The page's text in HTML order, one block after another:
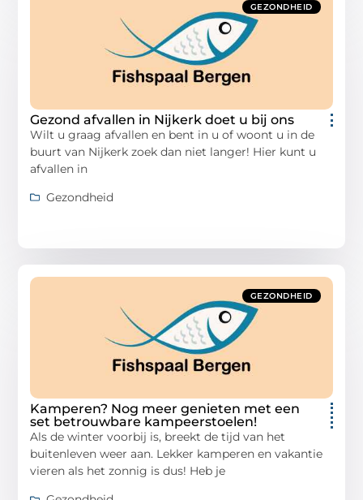
GEZONDHEID
Gezond afvallen in Nijkerk doet u bij ons
Wilt u graag afvallen en bent in u of woont u in de
buurt van Nijkerk zoek dan niet langer! Hier kunt u
afvallen in
Gezondheid
GEZONDHEID
Kamperen? Nog meer genieten met een
set betrouwbare kampeerstoelen!
Als de winter voorbij is, breekt de tijd van het
buitenleven weer aan. Lekker kamperen en vakantie
vieren als het zonnig is dus! Heb je